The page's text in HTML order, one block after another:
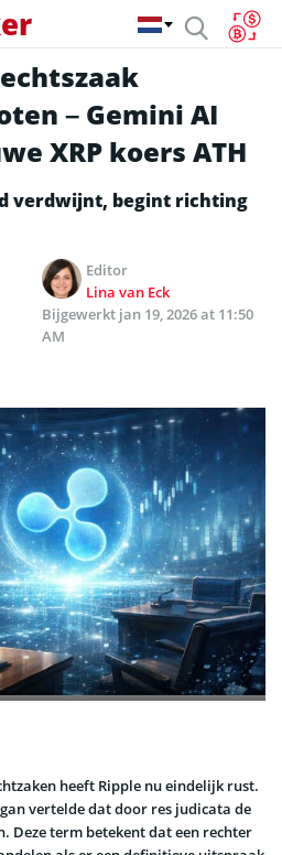
– Gemini AI
XRP koers ATH
verdwijnt, begint richting
Editor
Lina van Eck
Bijgewerkt jan 19, 2026 at 11:50
AM
heeft Ripple nu eindelijk rust.
vertelde dat door res judicata de
Deze term betekent dat een rechter